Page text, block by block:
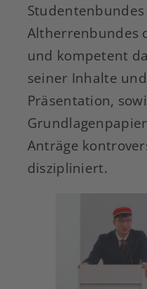
Altherrenbundes
und kompetent
seiner Inhalte
Präsentation,
Anträge
diszipliniert.